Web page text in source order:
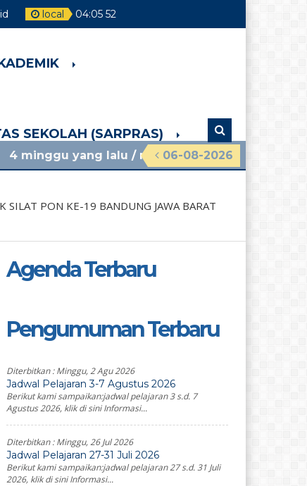
local 04:05 53
SEKOLAH (SARPRAS)
06-08-2026
lalu/ materi sosialisasi mpls ramah 2026
SILAT PON KE-19 BANDUNG JAWA BARAT
Agenda Terbaru
Pengumuman Terbaru
Diterbitkan :Minggu, 2 Agu 2026
Jadwal Pelajaran 3-7 Agustus 2026
Berikut kami sampaikan:jadwal pelajaran 3 s.d. 7
Agustus 2026, klik di sini Informasi...
Diterbitkan :Minggu, 26 Jul 2026
Jadwal Pelajaran 27-31 Juli 2026
Berikut kami sampaikan:jadwal pelajaran 27 s.d. 31 Juli
2026, klik di sini Informasi...